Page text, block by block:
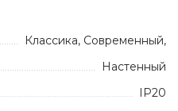
Классика, Современный,
Настенный
IP20